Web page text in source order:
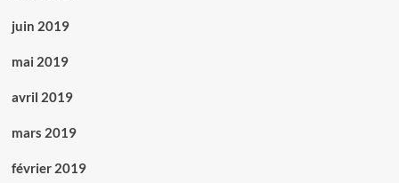
juin 2019
mai 2019
avril 2019
mars 2019
février 2019